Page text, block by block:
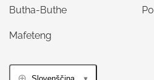
Butha-Buthe
Mafeteng
Slovenščina